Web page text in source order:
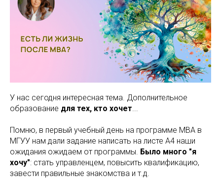
У нас сегодня интересная тема. Дополнительное
образование для тех, кто хочет...
Помню, в первый учебный день на программе MBA в
МГУУ нам дали задание написать на листе А4 наши
ожидания ожидаем от программы. Было много "я
хочу": стать управленцем, повысить квалификацию,
завести правильные знакомства и т.д.